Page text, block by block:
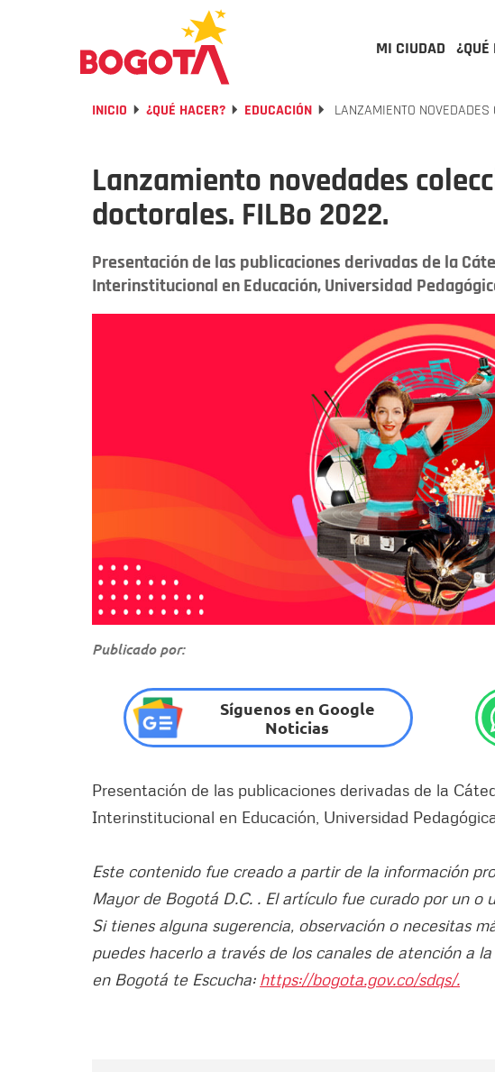
MI CIUDAD ¿QUÉ
INICIO ¿QUÉ HACER? EDUCACIÓN LANZAMIENTO
Lanzamiento novedades
doctorales. FILBo 2022.
Presentación de las publicaciones derivadas de la
Interinstitucional en Educación, Universidad
Publicado por:
Síguenos en Google
Noticias
Presentación de las publicaciones derivadas de la
Interinstitucional en Educación, Universidad
Este contenido fue creado a partir de la información
Mayor de Bogotá D.C. . El artículo fue curado por un o
Si tienes alguna sugerencia, observación o necesitas
puedes hacerlo a través de los canales de atención a
en Bogotá te Escucha: https://bogota.gov.co/sdqs/.